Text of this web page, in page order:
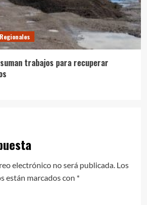
Regionales
trabajos para recuperar
electrónico no será publicada. Los
están marcados con *